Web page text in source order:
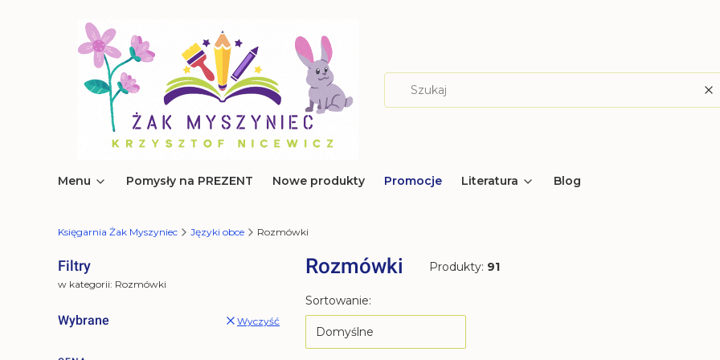
Menu Pomysły na PREZENT Nowe produkty Promocje Literatura Blog
Księgarnia Żak Myszyniec Języki obce Rozmówki
Filtry
w kategorii: Rozmówki
Wybrane Wyczyść
Rozmówki Produkty: 91
Lista produktów
Sortowanie:
Domyślne